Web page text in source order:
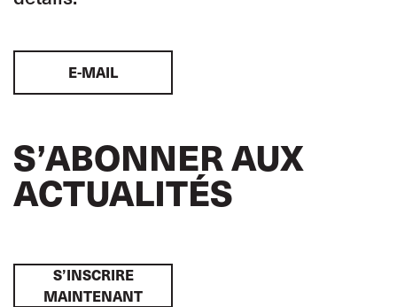
E-MAIL
S’ABONNER AUX
ACTUALITÉS
S’INSCRIRE
MAINTENANT